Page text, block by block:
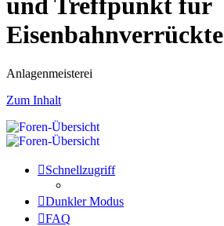
und Treffpunkt für
Eisenbahnverrückte
Anlagenmeisterei
Zum Inhalt
Schnellzugriff
Dunkler Modus
FAQ